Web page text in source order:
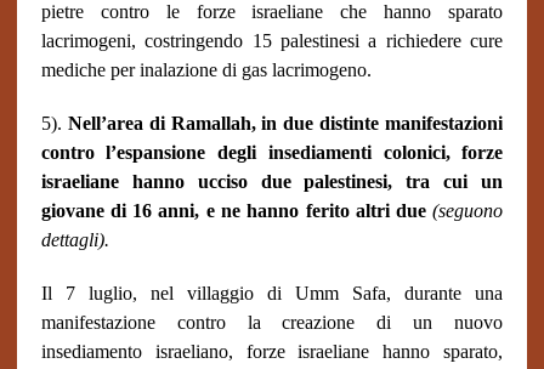
pietre contro le forze israeliane che hanno sparato
lacrimogeni, costringendo 15 palestinesi a richiedere cure
mediche per inalazione di gas lacrimogeno.
5). Nell’area di Ramallah, in due distinte manifestazioni
contro l’espansione degli insediamenti colonici, forze
israeliane hanno ucciso due palestinesi, tra cui un
giovane di 16 anni, e ne hanno ferito altri due(seguono
dettagli).
Il 7 luglio, nel villaggio di Umm Safa, durante una
manifestazione contro la creazione di un nuovo
insediamento israeliano, forze israeliane hanno sparato,